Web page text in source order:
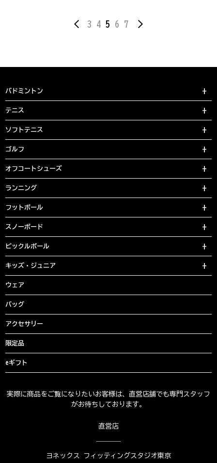
3 4 5 6 7
バドミントン
テニス
ソフトテニス
ゴルフ
オフコートシューズ
ランニング
フットボール
スノーボード
ピックルボール
キッズ・ジュニア
ウェア
バッグ
アクセサリー
限定品
eギフト
実際に商品をご覧になりたいお客様は、直営店舗でも専門スタッフ
がお待ちしております。
直営店
ヨネックス フィッティングスタジオ東京